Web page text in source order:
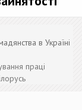
в Україні
праці